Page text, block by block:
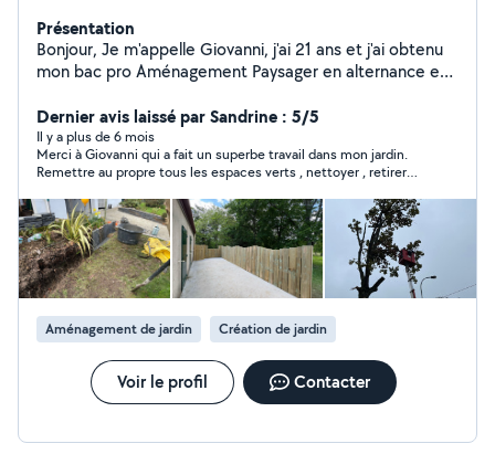
Présentation
Bonjour, Je m'appelle Giovanni, j'ai 21 ans et j'ai obtenu
mon bac pro Aménagement Paysager en alternance en
suis en mesure de réaliser diverses prestations,
notamment : La tonte et l'entretien des pelouses ; Les
débroussaillages ; La taille des haies ; Les travaux
d'élagage ; La maçonnerie paysagère ; La plantation;
L'arrosage automatique; Terrasse,clôture; Le
terrassement; Je suis disponible pour toute demande
ou projet paysager, et je m'engage à garantir un rendu
de qualité.
Dernier avis laissé par Sandrine : 5/5
Il y a plus de 6 mois
Merci à Giovanni qui a fait un superbe travail dans mon jardin.
Remettre au propre tous les espaces verts , nettoyer , retirer
également la personnalité calme mais efficace , aussi
respectueuse de Giovanni. Le contact a été très bon, le devis
envoyé rapidement et le travail réalisé parfaitement. Je referai
appel à Giovanni et recommande +++
Aménagement de jardin Création de jardin
Voir le profil Contacter